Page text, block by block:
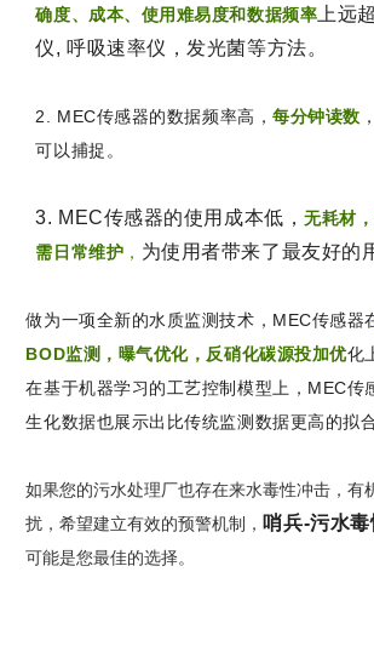
确度、成本、使用难易度和数据频率 上远
仪, 呼吸速率仪，发光菌等方法。
2. MEC传感器的数据频率高，每分钟读数
可以捕捉。
3. MEC传感器的使用成本低，无耗材
需日常维护 ， 为使用者带来了最友好的
做为一项全新的水质监测技术，MEC传感器
BOD监测，曝气优化，反硝化碳源投加优化
在基于机器学习的工艺控制模型上，MEC传
生化数据也展示出比传统监测数据更高的拟
如果您的污水处理厂也存在来水毒性冲击，有
扰，希望建立有效的预警机制， 哨兵-污水
可能是您最佳的选择。